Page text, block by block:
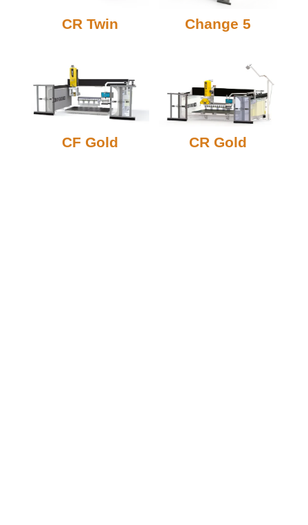
CR Twin Change 5
CF Gold CR Gold